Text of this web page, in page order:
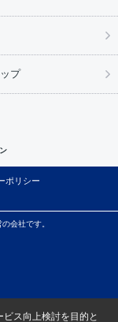
プ
ポリシー
会社です。
ス向上検討を目的と